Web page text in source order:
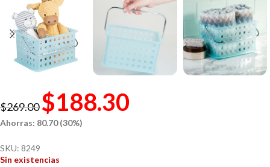
$269.00 $188.30
Ahorras: 80.70 (30%)
SKU: 8249
Sin existencias